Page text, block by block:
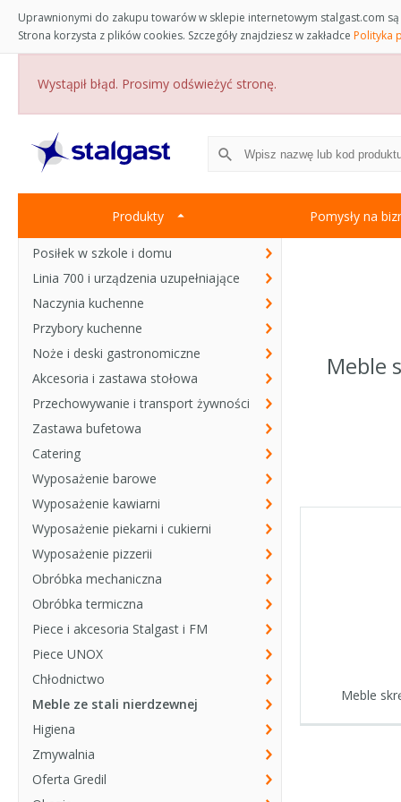
Uprawnionymi do zakupu towarów w sklepie internetowym stalgast.com
Strona korzysta z plików cookies. Szczegóły znajdziesz w zakładce Polityka
Wystąpił błąd. Prosimy odświeżyć stronę.
Produkty Pomysły na
Posiłek w szkole i domu
Linia 700 i urządzenia uzupełniające
Naczynia kuchenne
Przybory kuchenne
Noże i deski gastronomiczne
Akcesoria i zastawa stołowa
Przechowywanie i transport żywności
Zastawa bufetowa
Catering
Wyposażenie barowe
Wyposażenie kawiarni
Wyposażenie piekarni i cukierni
Wyposażenie pizzerii
Obróbka mechaniczna
Obróbka termiczna
Piece i akcesoria Stalgast i FM
Piece UNOX
Chłodnictwo
Meble ze stali nierdzewnej
Higiena
Zmywalnia
Oferta Gredil
Meble
Meble